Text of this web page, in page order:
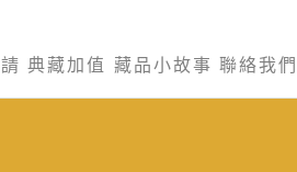
典藏加值 藏品小故事 聯絡我們